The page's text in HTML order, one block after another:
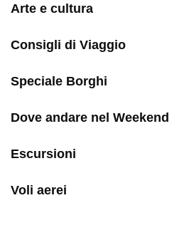
Arte e cultura
Consigli di Viaggio
Speciale Borghi
Dove andare nel Weekend
Escursioni
Voli aerei